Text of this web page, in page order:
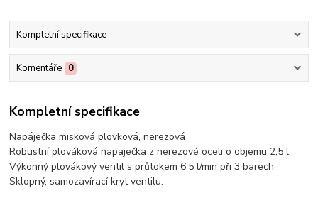
Kompletní specifikace
Komentáře 0
Kompletní specifikace
Napáječka misková plovková, nerezová
Robustní plováková napaječka z nerezové oceli o objemu 2,5 l.
Výkonný plovákový ventil s průtokem 6,5 l/min při 3 barech.
Sklopný, samozavírací kryt ventilu.